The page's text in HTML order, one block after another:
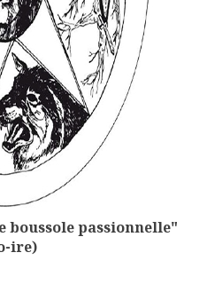
boussole passionnelle"
ire)